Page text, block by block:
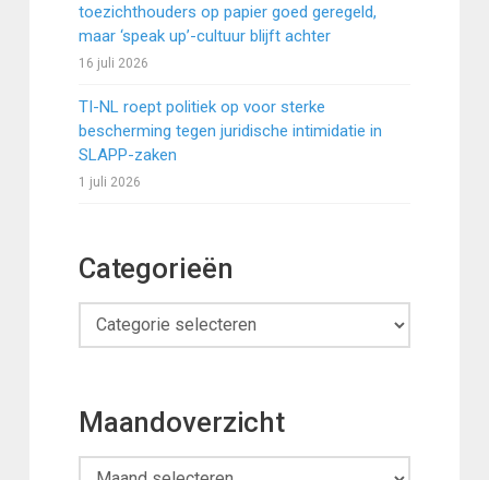
toezichthouders op papier goed geregeld,
maar ‘speak up’-cultuur blijft achter
16 juli 2026
TI-NL roept politiek op voor sterke
bescherming tegen juridische intimidatie in
SLAPP-zaken
1 juli 2026
Categorieën
Categorieën
Maandoverzicht
Maandoverzicht